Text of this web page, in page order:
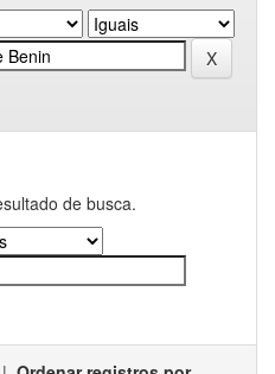
de busca.